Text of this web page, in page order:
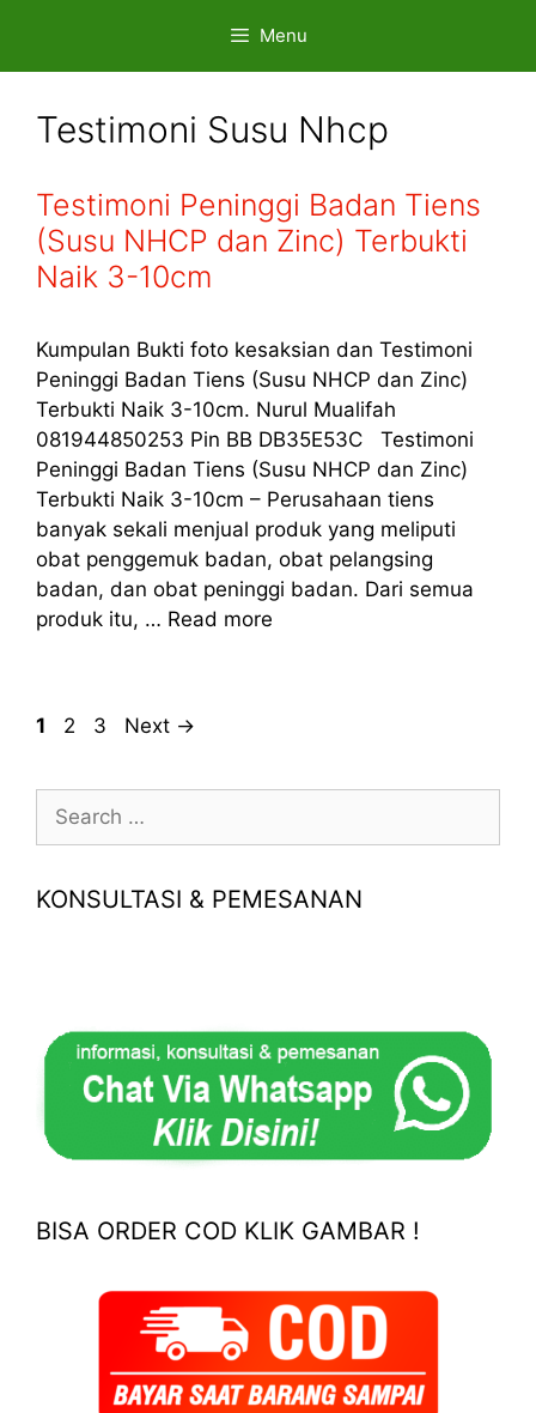
content
Menu
Testimoni Susu Nhcp
Testimoni Peninggi Badan Tiens
(Susu NHCP dan Zinc) Terbukti
Naik 3-10cm
Kumpulan Bukti foto kesaksian dan Testimoni
Peninggi Badan Tiens (Susu NHCP dan Zinc)
Terbukti Naik 3-10cm. Nurul Mualifah
081944850253 Pin BB DB35E53C Testimoni
Peninggi Badan Tiens (Susu NHCP dan Zinc)
Terbukti Naik 3-10cm – Perusahaan tiens
banyak sekali menjual produk yang meliputi
obat penggemuk badan, obat pelangsing
badan, dan obat peninggi badan. Dari semua
produk itu, … Read more
Page
1 Page
2 Page
3 Next →
Search
for:
KONSULTASI & PEMESANAN
BISA ORDER COD KLIK GAMBAR !